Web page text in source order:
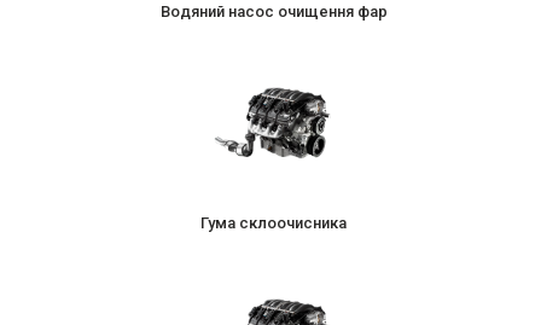
Водяний насос очищення фар
Гума склоочисника